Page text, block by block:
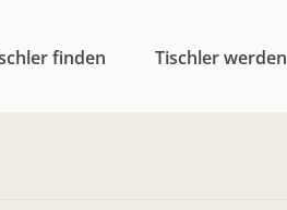
finden Tischler werden